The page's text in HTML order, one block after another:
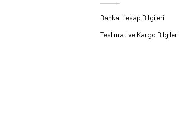
Banka Hesap Bilgileri
Teslimat ve Kargo Bilgileri